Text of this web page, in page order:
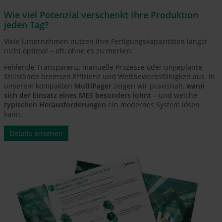
Wie viel Potenzial verschenkt Ihre Produktion
jeden Tag?
Viele Unternehmen nutzen ihre Fertigungskapazitäten längst
nicht optimal – oft, ohne es zu merken.
Fehlende Transparenz, manuelle Prozesse oder ungeplante
Stillstände bremsen Effizienz und Wettbewerbsfähigkeit aus. In
unserem kompakten MultiPager zeigen wir praxisnah, wann
sich der Einsatz eines MES besonders lohnt – und welche
typischen Herausforderungen ein modernes System lösen
kann.
Details ansehen